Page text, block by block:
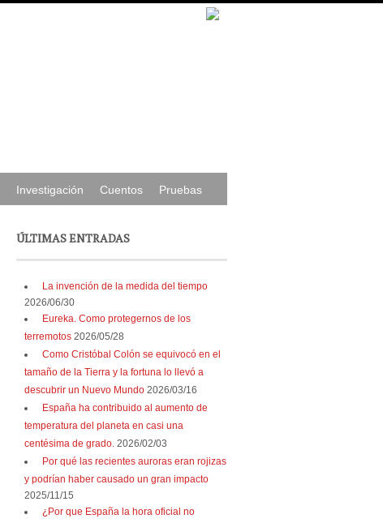
Investigación Cuentos Pruebas
ÚLTIMAS ENTRADAS
La invención de la medida del tiempo
2026/06/30
Eureka. Como protegernos de los
terremotos 2026/05/28
Como Cristóbal Colón se equivocó en el
tamaño de la Tierra y la fortuna lo llevó a
descubrir un Nuevo Mundo 2026/03/16
España ha contribuido al aumento de
temperatura del planeta en casi una
centésima de grado. 2026/02/03
Por qué las recientes auroras eran rojizas
y podrían haber causado un gran impacto
2025/11/15
¿Por que España la hora oficial no